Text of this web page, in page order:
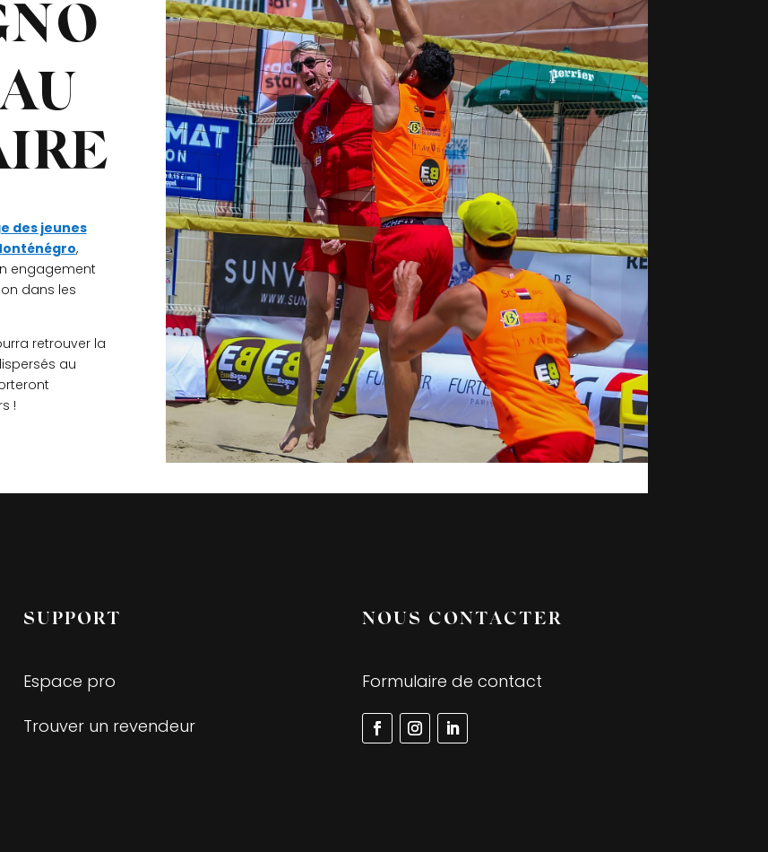
des jeunes
,
engagement
dans les
retrouver la
au
!
SUPPORT
Espace pro
Trouver un revendeur
NOUS CONTACTER
Formulaire de contact